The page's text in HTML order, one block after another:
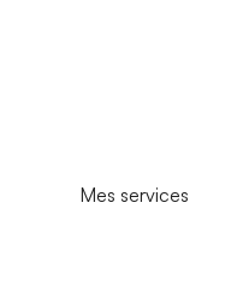
Mes services